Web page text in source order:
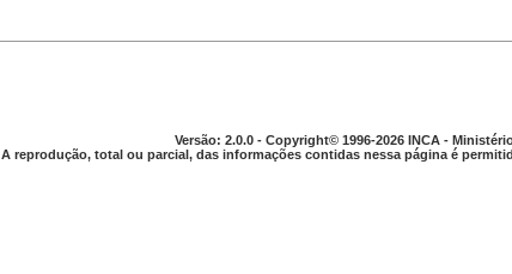
Versão: 2.0.0 - Copyright© 1996-2026 INCA -
A reprodução, total ou parcial, das informações contidas nessa página é